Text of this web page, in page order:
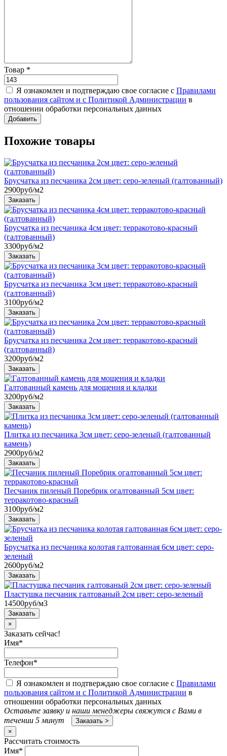
Товар *
Я ознакомлен и подтверждаю свое согласие с Правилами
пользования сайтом и с Политикой Администрации в
отношении обработки персональных данных
Похожие товары
Брусчатка из песчаника 2см цвет: серо-зеленый (галтованный)
2900руб/м2
Брусчатка из песчаника 4см цвет: терракотово-красный
(галтованный)
3300руб/м2
Брусчатка из песчаника 3см цвет: терракотово-красный
(галтованный)
3100руб/м2
Брусчатка из песчаника 2см цвет: терракотово-красный
(галтованный)
3200руб/м2
Галтованный камень для мощения и кладки
3200руб/м2
Плитка из песчаника 3см цвет: серо-зеленый (галтованный
камень)
2900руб/м2
Песчаник пиленый Поребрик огалтованный 5см цвет:
терракотово-красный
3100руб/м2
Брусчатка из песчаника колотая галтованная 6см цвет: серо-
зеленый
2600руб/м2
Пластушка песчаник галтованый 2см цвет: серо-зеленый
14500руб/м3
×
Заказать сейчас!
Имя*
Телефон*
Я ознакомлен и подтверждаю свое согласие с Правилами
пользования сайтом и с Политикой Администрации в
отношении обработки персональных данных
Оставьте заявку и наши менеджеры свяжутся с Вами в
течении 5 минут
×
Рассчитать стоимость
Имя*